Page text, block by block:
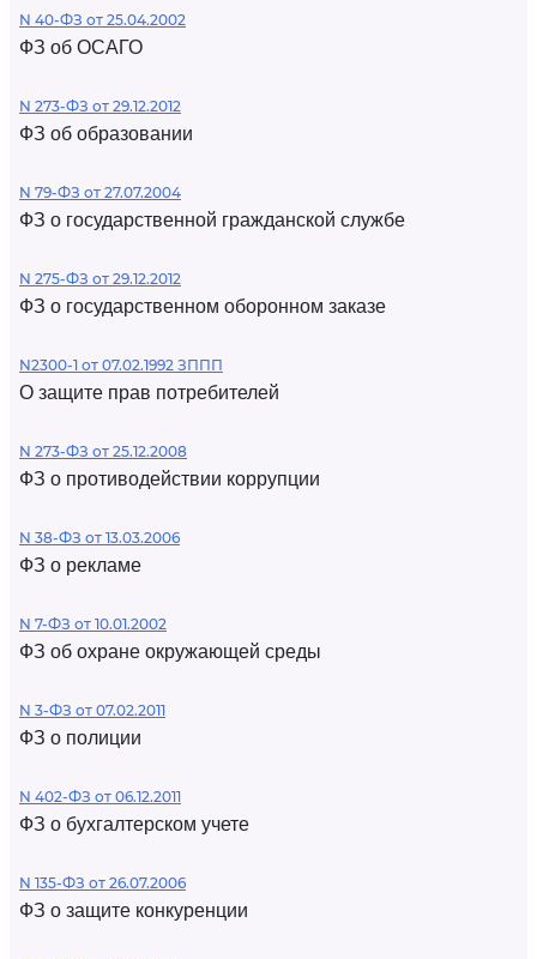
N 40-ФЗ от 25.04.2002
ФЗ об ОСАГО
N 273-ФЗ от 29.12.2012
ФЗ об образовании
N 79-ФЗ от 27.07.2004
ФЗ о государственной гражданской службе
N 275-ФЗ от 29.12.2012
ФЗ о государственном оборонном заказе
N2300-1 от 07.02.1992 ЗППП
О защите прав потребителей
N 273-ФЗ от 25.12.2008
ФЗ о противодействии коррупции
N 38-ФЗ от 13.03.2006
ФЗ о рекламе
N 7-ФЗ от 10.01.2002
ФЗ об охране окружающей среды
N 3-ФЗ от 07.02.2011
ФЗ о полиции
N 402-ФЗ от 06.12.2011
ФЗ о бухгалтерском учете
N 135-ФЗ от 26.07.2006
ФЗ о защите конкуренции